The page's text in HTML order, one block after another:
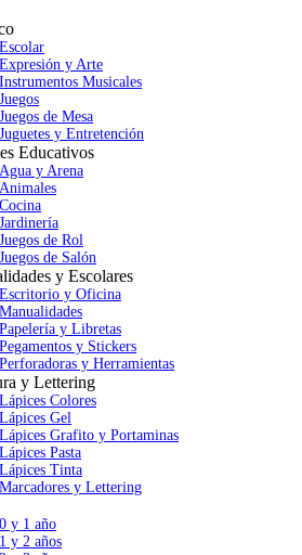
Escolar
Expresión y Arte
Instrumentos Musicales
Juegos
Juegos de Mesa
Juguetes y Entretención
Educativos
Agua y Arena
Animales
Cocina
Jardinería
Juegos de Rol
Juegos de Salón
y Escolares
Escritorio y Oficina
Manualidades
Papelería y Libretas
Pegamentos y Stickers
Perforadoras y Herramientas
y Lettering
Lápices Colores
Lápices Gel
Lápices Grafito y Portaminas
Lápices Pasta
Lápices Tinta
Marcadores y Lettering
0 y 1 año
1 y 2 años